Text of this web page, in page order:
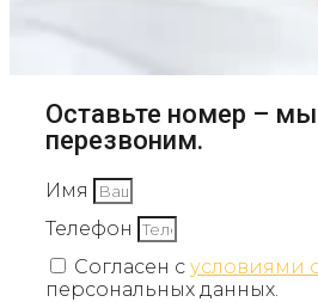
Оставьте номер –
перезвоним.
Имя
Телефон
Согласен с условиями
персональных данных.